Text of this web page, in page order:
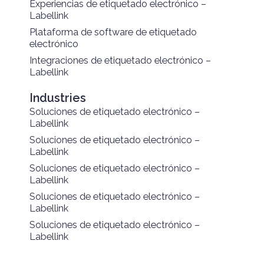
Experiencias de etiquetado electrónico –
Labellink
Plataforma de software de etiquetado
electrónico
Integraciones de etiquetado electrónico –
Labellink
Industries
Soluciones de etiquetado electrónico –
Labellink
Soluciones de etiquetado electrónico –
Labellink
Soluciones de etiquetado electrónico –
Labellink
Soluciones de etiquetado electrónico –
Labellink
Soluciones de etiquetado electrónico –
Labellink